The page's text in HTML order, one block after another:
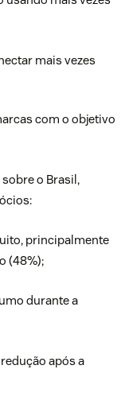
mais vezes
com o objetivo
sobre o Brasil,
principalmente
(48%);
durante a
após a